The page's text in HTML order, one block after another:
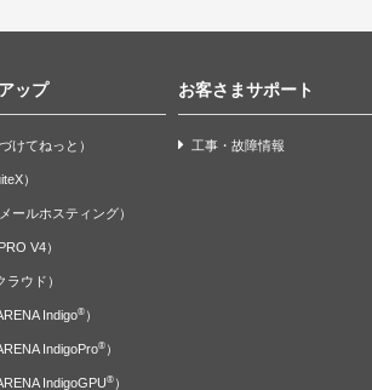
ップ
けてねっと）
）
ールホスティング）
V4）
ウド）
Indigo®）
IndigoPro®）
IndigoGPU®）
お客さまサポート
工事・故障情報